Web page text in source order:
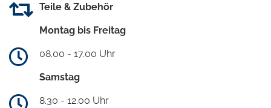
Teile & Zubehör
Montag bis Freitag
08.00 - 17.00 Uhr
Samstag
8.30 - 12.00 Uhr